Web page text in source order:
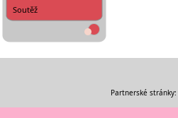
Soutěž
Partnerské stránky: